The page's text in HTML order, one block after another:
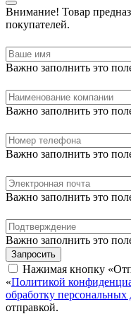
Внимание! Товар
покупателей.
Важно заполнить это
Важно заполнить это
Важно заполнить это
Важно заполнить это
Важно заполнить это
Запросить
Нажимая кнопку
«Политикой
обработку
отправкой.